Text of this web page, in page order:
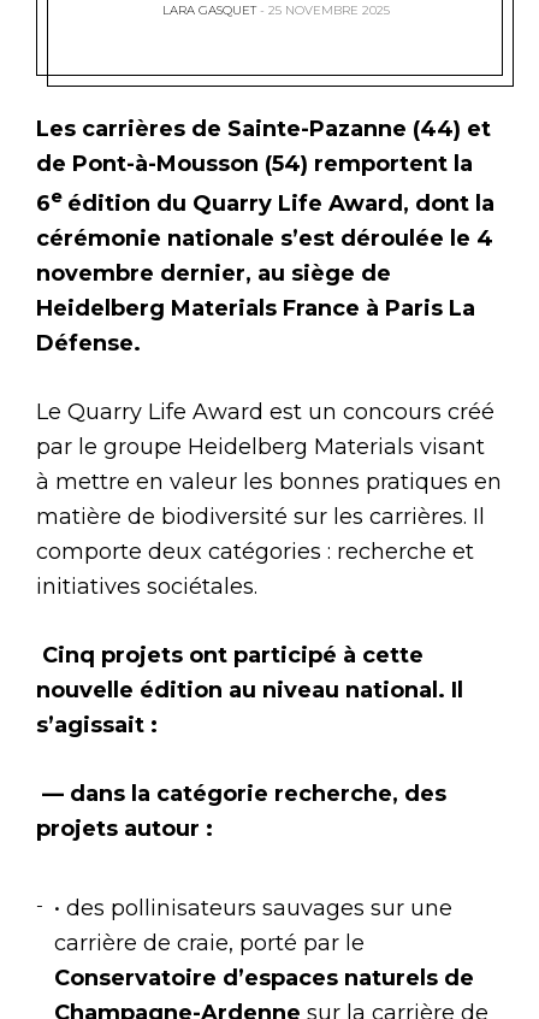
LARA GASQUET
25 NOVEMBRE 2025
Les carrières de Sainte-Pazanne (44) et
de Pont-à-Mousson (54) remportent la
6e édition du Quarry Life Award, dont la
cérémonie nationale s’est déroulée le 4
novembre dernier, au siège de
Heidelberg Materials France à Paris La
Défense.
Le Quarry Life Award est un concours créé
par le groupe Heidelberg Materials visant
à mettre en valeur les bonnes pratiques en
matière de biodiversité sur les carrières. Il
comporte deux catégories : recherche et
initiatives sociétales.
Cinq projets ont participé à cette
nouvelle édition au niveau national. Il
s’agissait :
— dans la catégorie recherche, des
projets autour :
• des pollinisateurs sauvages sur une
carrière de craie, porté par le
Conservatoire d’espaces naturels de
Champagne-Ardenne sur la carrière de